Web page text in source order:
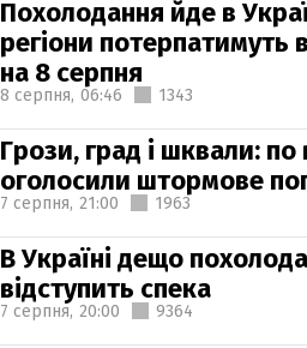
Похолодання йде в
регіони потерпатимуть
на 8 серпня
8 серпня, 06:46 1343
Грози, град і шквали: по
оголосили штормове
7 серпня, 21:00 1963
В Україні дещо
відступить спека
7 серпня, 20:00 9364